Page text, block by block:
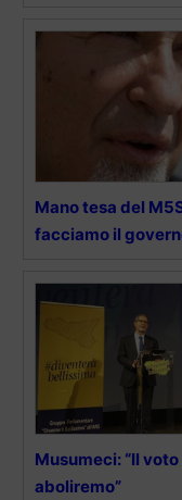
Mano tesa del
facciamo il
Musumeci: “Il
aboliremo”